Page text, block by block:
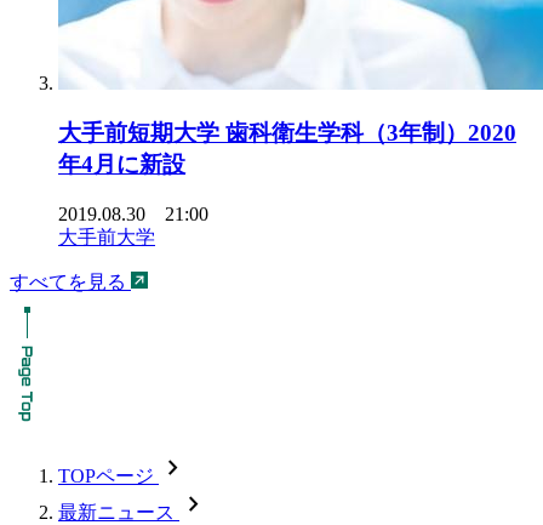
大手前短期大学 歯科衛生学科（3年制）2020
年4月に新設
2019.08.30 21:00
大手前大学
すべてを見る
TOPページ chevron_forward
最新ニュース chevron_forward